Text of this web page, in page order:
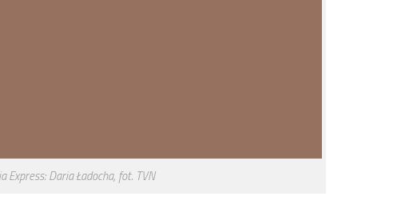
Express: Daria Ładocha, fot. TVN